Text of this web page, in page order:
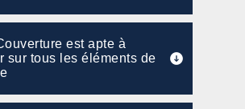
est apte à
sur tous les éléments de